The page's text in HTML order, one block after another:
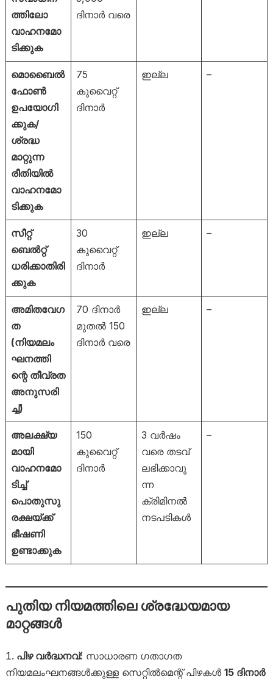
ത്തിലോ
വാഹനമോ
ടിക്കുക
ദിനാർ വരെ
മൊബൈൽ
ഫോൺ
ഉപയോഗി
ക്കുക/
ശ്രദ്ധ
മാറ്റുന്ന
രീതിയിൽ
വാഹനമോ
ടിക്കുക
75
കുവൈറ്റ്
ദിനാർ
ഇല്ല –
സീറ്റ്
ബെൽറ്റ്
ധരിക്കാതിരി
ക്കുക
30
കുവൈറ്റ്
ദിനാർ
ഇല്ല –
അമിതവേഗ
ത
(നിയമലം
ഘനത്തി
ന്റെ തീവ്രത
അനുസരി
ച്ച്)
70 ദിനാർ
മുതൽ 150
ദിനാർ വരെ
ഇല്ല –
അലക്ഷ്യ
മായി
വാഹനമോ
ടിച്ച്
പൊതുസു
രക്ഷയ്ക്ക്
ഭീഷണി
ഉണ്ടാക്കുക
150
കുവൈറ്റ്
ദിനാർ
3 വർഷം
വരെ തടവ്
ലഭിക്കാവു
ന്ന
ക്രിമിനൽ
നടപടികൾ
–
പുതിയ നിയമത്തിലെ ശ്രദ്ധേയമായ
മാറ്റങ്ങൾ
പിഴ വർദ്ധനവ്: സാധാരണ ഗതാഗത
നിയമലംഘനങ്ങൾക്കുള്ള സെറ്റിൽമെന്റ് പിഴകൾ 15 ദിനാർ